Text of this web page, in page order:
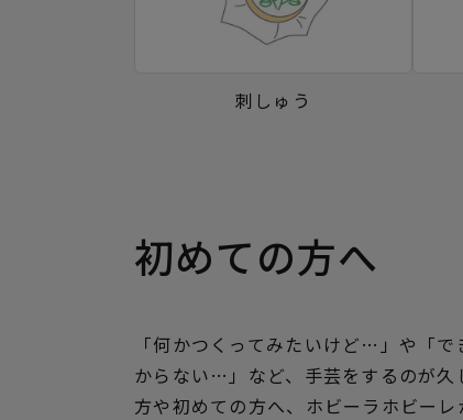
刺しゅう
初めての方へ
「何かつくってみたいけど…」や「で
からない…」など、手芸をするのが久
方や初めての方へ、ホビーラホビーレ